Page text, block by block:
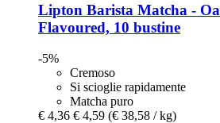
Lipton Barista Matcha -​
Flavoured, 10 bustine
-5%
Cremoso
Si scioglie rapidamente
Matcha puro
€ 4,36 € 4,59 (€ 38,58 / kg)